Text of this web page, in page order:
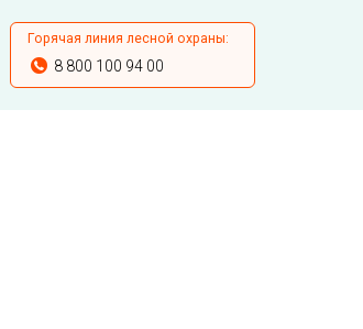
Горячая линия лесной охраны:
8 800 100 94 00